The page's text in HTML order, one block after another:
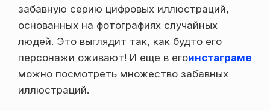
забавную серию цифровых иллюстраций,
основанных на фотографиях случайных
людей. Это выглядит так, как будто его
персонажи оживают! И еще в егоинстаграме
можно посмотреть множество забавных
иллюстраций.